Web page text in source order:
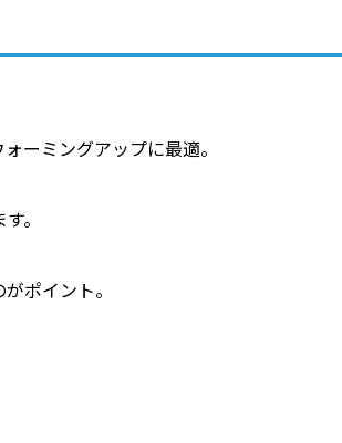
ーミングアップに最適。
。
ポイント。